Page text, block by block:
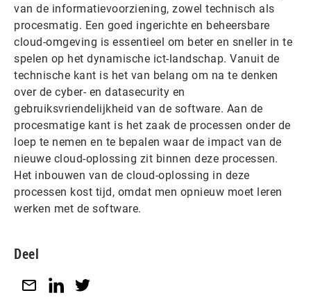
van de informatievoorziening, zowel technisch als
procesmatig. Een goed ingerichte en beheersbare
cloud-omgeving is essentieel om beter en sneller in te
spelen op het dynamische ict-landschap. Vanuit de
technische kant is het van belang om na te denken
over de cyber- en datasecurity en
gebruiksvriendelijkheid van de software. Aan de
procesmatige kant is het zaak de processen onder de
loep te nemen en te bepalen waar de impact van de
nieuwe cloud-oplossing zit binnen deze processen.
Het inbouwen van de cloud-oplossing in deze
processen kost tijd, omdat men opnieuw moet leren
werken met de software.
Deel